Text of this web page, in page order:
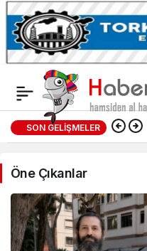
Yaşam
Haberleri
SON GELIŞMELER
Öne Çıkanlar